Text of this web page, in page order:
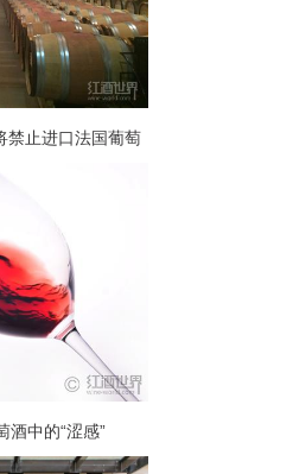
禁止进口法国葡萄
酒中的“涩感”